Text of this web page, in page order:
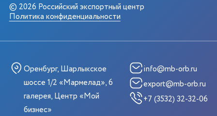
© 2026 Российский экспортный центр
Политика конфиденциальности
Оренбург, Шарлыкское
шоссе 1/2 «Мармелад», 6
галерея, Центр «Мой
бизнес»
info@mb-orb.ru
export@mb-orb.ru
+7 (3532) 32-32-06